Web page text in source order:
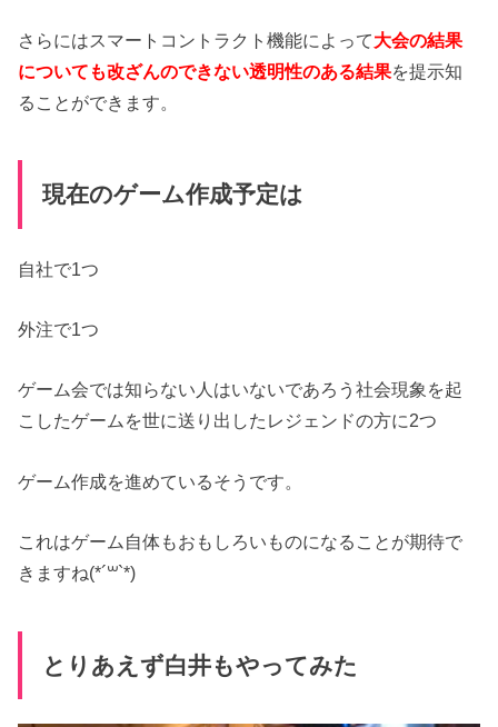
さらにはスマートコントラクト機能によって大会の結果
についても改ざんのできない透明性のある結果を提示知
ることができます。
現在のゲーム作成予定は
自社で1つ
外注で1つ
ゲーム会では知らない人はいないであろう社会現象を起
こしたゲームを世に送り出したレジェンドの方に2つ
ゲーム作成を進めているそうです。
これはゲーム自体もおもしろいものになることが期待で
きますね(*´꒳`*)
とりあえず白井もやってみた